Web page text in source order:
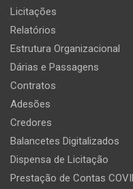
Licitações
Relatórios
Estrutura Organizacional
Dárias e Passagens
Contratos
Adesões
Credores
Balancetes Digitalizados
Dispensa de Licitação
Prestação de Contas